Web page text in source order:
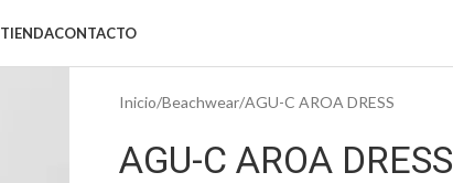
TIENDACONTACTO
Inicio Beachwear AGU-C AROA DRESS
AGU-C AROA DRESS